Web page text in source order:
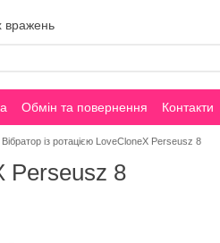
вражень
Обмін та повернення Контакти
Вібратор із ротацією LoveCloneX Perseusz 8
Perseusz 8